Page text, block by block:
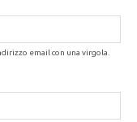
email con una virgola.